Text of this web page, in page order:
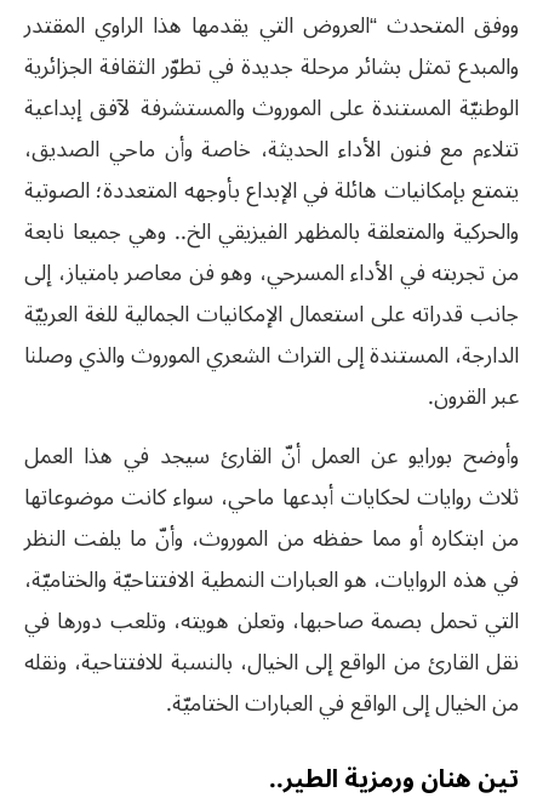
ووفق المتحدث “العروض التي يقدمها هذا الراوي المقتدر
والمبدع تمثل بشائر مرحلة جديدة في تطوّر الثقافة الجزائرية
الوطنيّة المستندة على الموروث والمستشرفة لآفق إبداعية
تتلاءم مع فنون الأداء الحديثة، خاصة وأن ماحي الصديق،
يتمتع بإمكانيات هائلة في الإبداع بأوجهه المتعددة؛ الصوتية
والحركية والمتعلقة بالمظهر الفيزيقي الخ.. وهي جميعا نابعة
من تجربته في الأداء المسرحي، وهو فن معاصر بامتياز، إلى
جانب قدراته على استعمال الإمكانيات الجمالية للغة العربيّة
الدارجة، المستندة إلى التراث الشعري الموروث والذي وصلنا
عبر القرون.
وأوضح بورايو عن العمل أنّ القارئ سيجد في هذا العمل
ثلاث روايات لحكايات أبدعها ماحي، سواء كانت موضوعاتها
من ابتكاره أو مما حفظه من الموروث، وأنّ ما يلفت النظر
في هذه الروايات، هو العبارات النمطية الافتتاحيّة والختاميّة،
التي تحمل بصمة صاحبها، وتعلن هويته، وتلعب دورها في
نقل القارئ من الواقع إلى الخيال، بالنسبة للافتتاحية، ونقله
من الخيال إلى الواقع في العبارات الختاميّة.
تين هنان ورمزية الطير..